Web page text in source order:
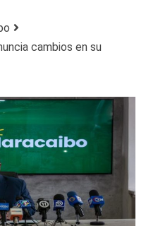
cambios en su